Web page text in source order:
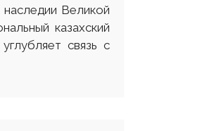
Великой
казахский
связь с